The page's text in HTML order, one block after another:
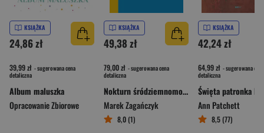
KSIĄŻKA
24,86 zł
39,99 zł - sugerowana cena
detaliczna
Album maluszka
Opracowanie Zbiorowe
KSIĄŻKA
49,38 zł
79,00 zł - sugerowana cena
detaliczna
Nokturn śródziemnomorski
Marek Zagańczyk
8,0 (1)
KSIĄŻKA
42,24 zł
64,99 zł - sugerowana cena
detaliczna
Ann Patchett
8,5 (77)